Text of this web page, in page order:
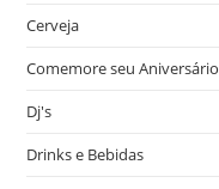
Cerveja
Comemore seu Aniversário
Dj's
Drinks e Bebidas